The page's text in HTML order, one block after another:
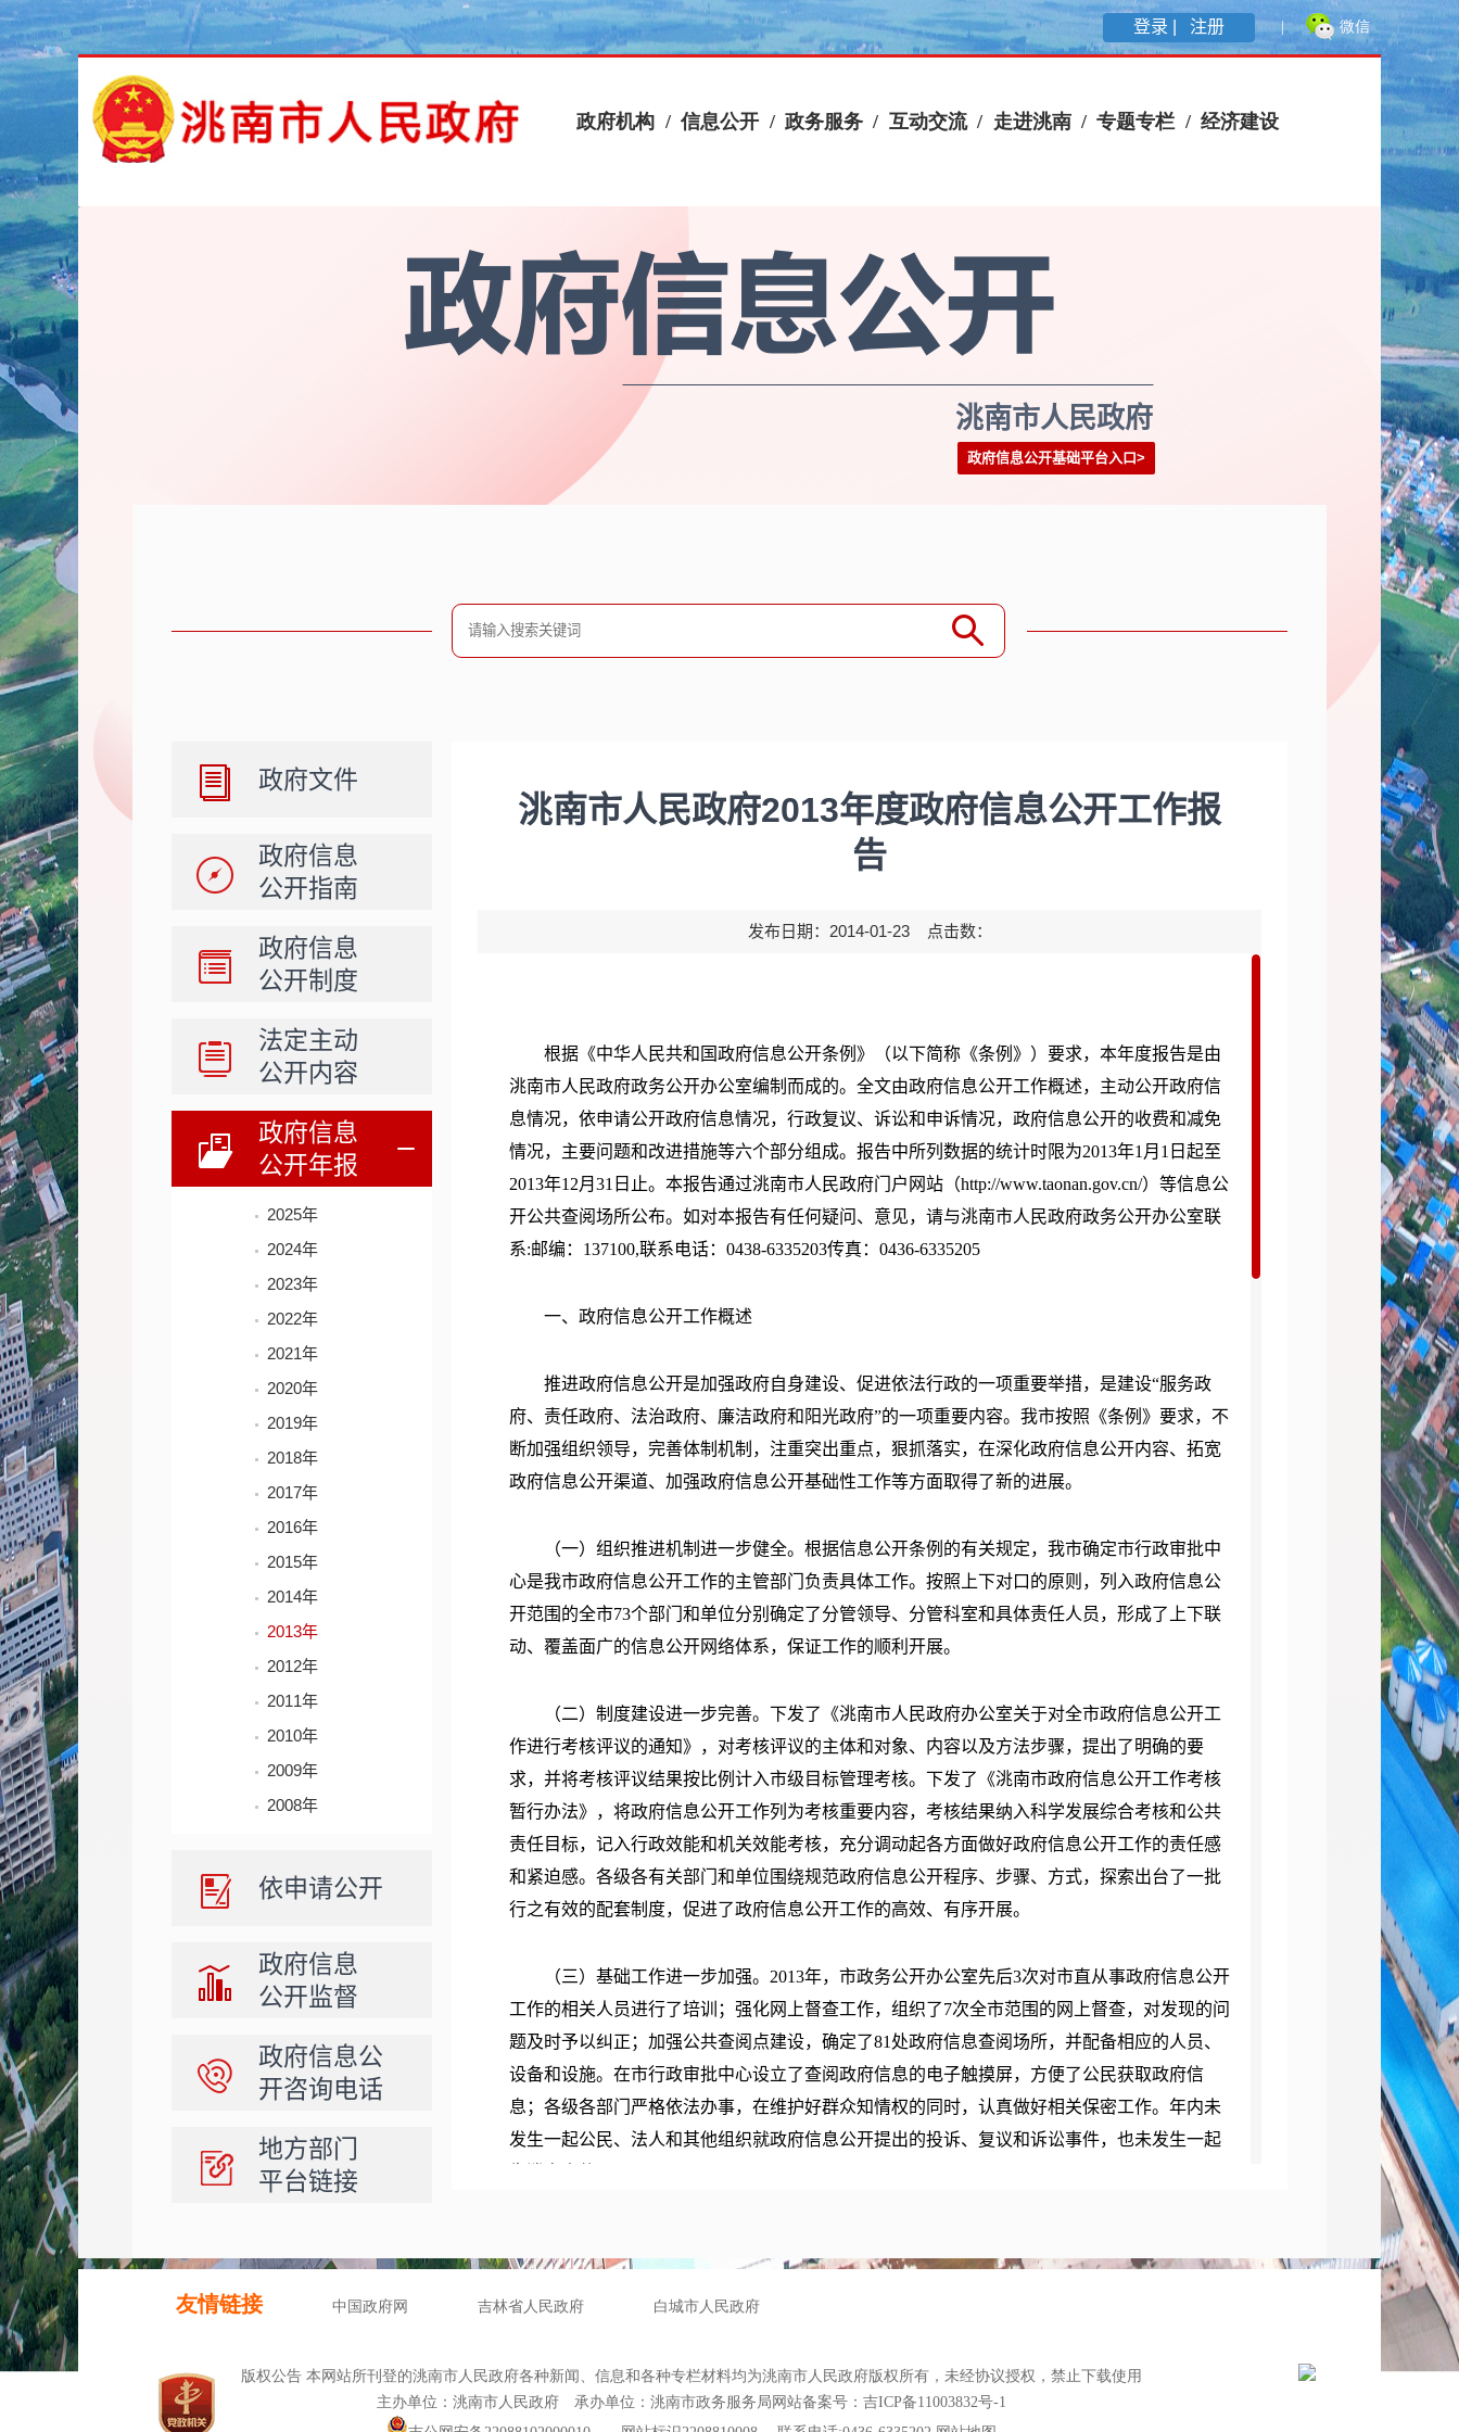
登录 | 注册
洮南市人民政府
政府信息公开基础平台入口>
政府文件
政府信息
公开指南
政府信息
公开制度
法定主动
公开内容
政府信息
公开年报
2025年
2024年
2023年
2022年
2021年
2020年
2019年
2018年
2017年
2016年
2015年
2014年
2013年
2012年
2011年
2010年
2009年
2008年
依申请公开
政府信息
公开监督
政府信息公
开咨询电话
地方部门
平台链接
洮南市人民政府2013年度政府信息公开工作报
告
发布日期：2014-01-23 点击数：
根据《中华人民共和国政府信息公开条例》（以下简称《条例》）要求，本年度报告是由
洮南市人民政府政务公开办公室编制而成的。全文由政府信息公开工作概述，主动公开政府信
息情况，依申请公开政府信息情况，行政复议、诉讼和申诉情况，政府信息公开的收费和减免
情况，主要问题和改进措施等六个部分组成。报告中所列数据的统计时限为2013年1月1日起至
2013年12月31日止。本报告通过洮南市人民政府门户网站（http://www.taonan.gov.cn/）等信息公
开公共查阅场所公布。如对本报告有任何疑问、意见，请与洮南市人民政府政务公开办公室联
系:邮编：137100,联系电话：0438-6335203传真：0436-6335205
一、政府信息公开工作概述
推进政府信息公开是加强政府自身建设、促进依法行政的一项重要举措，是建设“服务政
府、责任政府、法治政府、廉洁政府和阳光政府”的一项重要内容。我市按照《条例》要求，不
断加强组织领导，完善体制机制，注重突出重点，狠抓落实，在深化政府信息公开内容、拓宽
政府信息公开渠道、加强政府信息公开基础性工作等方面取得了新的进展。
（一）组织推进机制进一步健全。根据信息公开条例的有关规定，我市确定市行政审批中
心是我市政府信息公开工作的主管部门负责具体工作。按照上下对口的原则，列入政府信息公
开范围的全市73个部门和单位分别确定了分管领导、分管科室和具体责任人员，形成了上下联
动、覆盖面广的信息公开网络体系，保证工作的顺利开展。
（二）制度建设进一步完善。下发了《洮南市人民政府办公室关于对全市政府信息公开工
作进行考核评议的通知》，对考核评议的主体和对象、内容以及方法步骤，提出了明确的要
求，并将考核评议结果按比例计入市级目标管理考核。下发了《洮南市政府信息公开工作考核
暂行办法》，将政府信息公开工作列为考核重要内容，考核结果纳入科学发展综合考核和公共
责任目标，记入行政效能和机关效能考核，充分调动起各方面做好政府信息公开工作的责任感
和紧迫感。各级各有关部门和单位围绕规范政府信息公开程序、步骤、方式，探索出台了一批
行之有效的配套制度，促进了政府信息公开工作的高效、有序开展。
（三）基础工作进一步加强。2013年，市政务公开办公室先后3次对市直从事政府信息公开
工作的相关人员进行了培训；强化网上督查工作，组织了7次全市范围的网上督查，对发现的问
题及时予以纠正；加强公共查阅点建设，确定了81处政府信息查阅场所，并配备相应的人员、
设备和设施。在市行政审批中心设立了查阅政府信息的电子触摸屏，方便了公民获取政府信
息；各级各部门严格依法办事，在维护好群众知情权的同时，认真做好相关保密工作。年内未
发生一起公民、法人和其他组织就政府信息公开提出的投诉、复议和诉讼事件，也未发生一起
和单位对门户网站进行了改造，在显著位置设置了政府信息公开专栏，有条件的还通过政府网
站开展了依申请公开政府信息工作。在充分发挥网站第一平台作用的同时，全市各级政府和市
多种形式主动公开政府信息，拓宽了政府信息公开渠道。